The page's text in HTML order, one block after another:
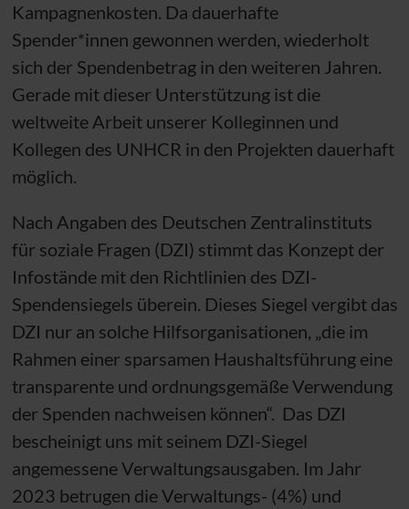
Kampagnenkosten. Da dauerhafte
Spender*innen gewonnen werden, wiederholt
sich der Spendenbetrag in den weiteren Jahren.
Gerade mit dieser Unterstützung ist die
weltweite Arbeit unserer Kolleginnen und
Kollegen des UNHCR in den Projekten dauerhaft
möglich.
Nach Angaben des Deutschen Zentralinstituts
für soziale Fragen (DZI) stimmt das Konzept der
Infostände mit den Richtlinien des DZI-
Spendensiegels überein. Dieses Siegel vergibt das
DZI nur an solche Hilfsorganisationen, „die im
Rahmen einer sparsamen Haushaltsführung eine
transparente und ordnungsgemäße Verwendung
der Spenden nachweisen können“. Das DZI
bescheinigt uns mit seinem DZI-Siegel
angemessene Verwaltungsausgaben. Im Jahr
2023 betrugen die Verwaltungs- (4%) und